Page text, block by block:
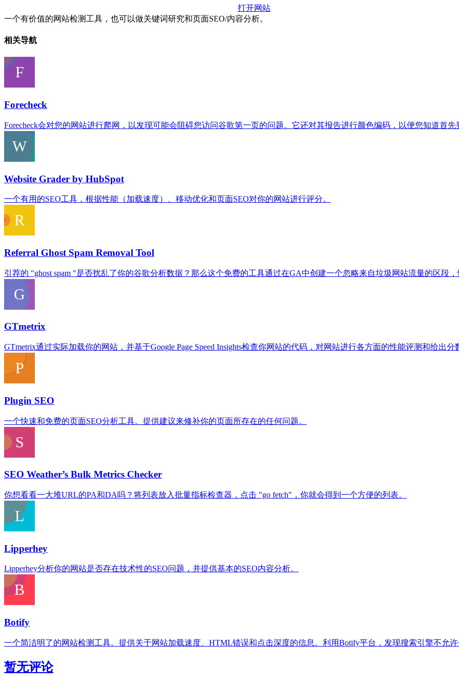
打开网站
一个有价值的网站检测工具，也可以做关键词研究和页面SEO/内容分析。
相关导航
Forecheck
Forecheck会对您的网站进行爬网，以发现可能会阻碍您访问谷歌第一页的问题。它还对其报告进行颜色编码，以便您知道首先
Website Grader by HubSpot
一个有用的SEO工具，根据性能（加载速度）、移动优化和页面SEO对你的网站进行评分。
Referral Ghost Spam Removal Tool
引荐的 "ghost spam "是否扰乱了你的谷歌分析数据？那么这个免费的工具通过在GA中创建一个忽略来自垃圾网站流量的区段，
GTmetrix
GTmetrix通过实际加载你的网站，并基于Google Page Speed Insights检查你网站的代码，对网站进行各方面的性能评测和给出分
Plugin SEO
一个快速和免费的页面SEO分析工具。提供建议来修补你的页面所存在的任何问题。
SEO Weather’s Bulk Metrics Checker
你想看看一大堆URL的PA和DA吗？将列表放入批量指标检查器，点击 "go fetch"，你就会得到一个方便的列表。
Lipperhey
Lipperhey分析你的网站是否存在技术性的SEO问题，并提供基本的SEO内容分析。
Botify
一个简洁明了的网站检测工具。提供关于网站加载速度、HTML错误和点击深度的信息。利用Botify平台，发现搜索引擎不允许
暂无评论